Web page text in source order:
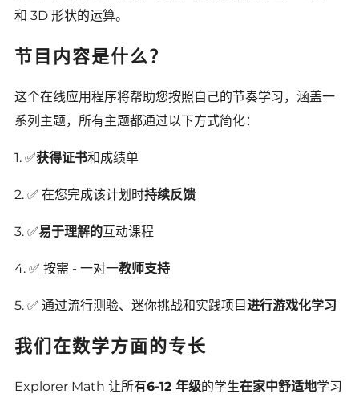
和 3D 形状的运算。
节目内容是什么？
这个在线应用程序将帮助您按照自己的节奏学习，涵盖一
系列主题，所有主题都通过以下方式简化：
1. ✅获得证书和成绩单
2. ✅ 在您完成该计划时持续反馈
3. ✅易于理解的互动课程
4. ✅ 按需 - 一对一教师支持
5. ✅ 通过流行测验、迷你挑战和实践项目进行游戏化学习
我们在数学方面的专长
Explorer Math 让所有6-12 年级的学生在家中舒适地学习